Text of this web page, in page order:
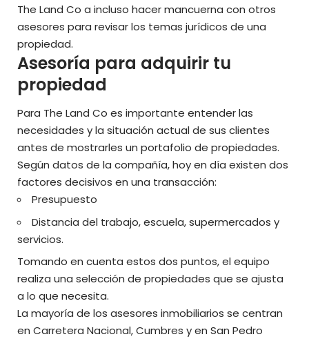
The Land Co a incluso hacer mancuerna con otros
asesores para revisar los temas jurídicos de una
propiedad.
Asesoría para adquirir tu
propiedad
Para The Land Co es importante entender las
necesidades y la situación actual de sus clientes
antes de mostrarles un portafolio de propiedades.
Según datos de la compañía, hoy en día existen dos
factores decisivos en una transacción:
Presupuesto
Distancia del trabajo, escuela, supermercados y
servicios.
Tomando en cuenta estos dos puntos, el equipo
realiza una selección de propiedades que se ajusta
a lo que necesita.
La mayoría de los asesores inmobiliarios se centran
en Carretera Nacional, Cumbres y en San Pedro